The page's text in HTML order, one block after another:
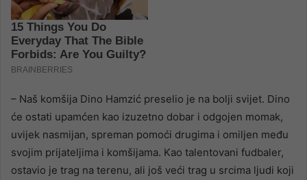
– Naš komšija Dino Hamzić preselio je na bolji svijet. Dino
će ostati upamćen kao izuzetno dobar i odgojen momak,
uvijek nasmijan, spreman pomoći drugima i omiljen među
svojim prijateljima i komšijama. Kao talentovani fudbaler,
ostavio je trag na terenu, ali još veći trag u srcima ljudi koji